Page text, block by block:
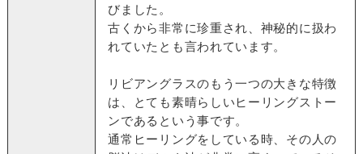
びました。
古くから非常に珍重され、神秘的に扱わ
れていたとも言われています。
リビアングラスのもう一つの大きな特徴
は、とても素晴らしいヒーリングストー
ンであるという事です。
通常ヒーリングをしている時、その人の